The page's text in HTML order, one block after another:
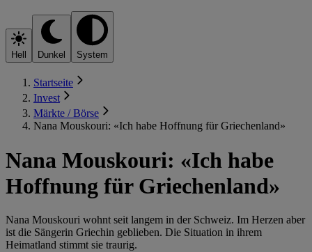
Hell Dunkel System
Startseite
Invest
Märkte / Börse
Nana Mouskouri: «Ich habe Hoffnung für Griechenland»
Nana Mouskouri: «Ich habe
Hoffnung für Griechenland»
Nana Mouskouri wohnt seit langem in der Schweiz. Im Herzen aber
ist die Sängerin Griechin geblieben. Die Situation in ihrem
Heimatland stimmt sie traurig.